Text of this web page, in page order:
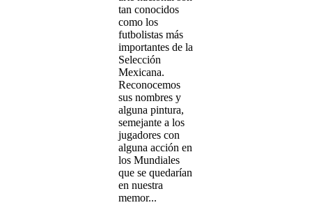
tan conocidos
como los
futbolistas más
importantes de la
Selección
Mexicana.
Reconocemos
sus nombres y
alguna pintura,
semejante a los
jugadores con
alguna acción en
los Mundiales
que se quedarían
en nuestra
memor...